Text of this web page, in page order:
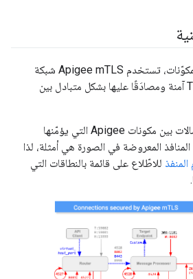
لتوفير اتصالات آمنة بين المكوّنات، تستخدم Apigee mTLS شبكة
خدمات تنشئ اتصالات TLS آمنة ومصادَقًا عليها بشكل متبادل بين
تعرض الصورة التالية الاتصالات بين مكونات Apigee التي يؤمّنها
المنافذ المعروضة في الصورة هي أمثلة، لذا
للاطّلاع على قائمة بالنطاقات التي